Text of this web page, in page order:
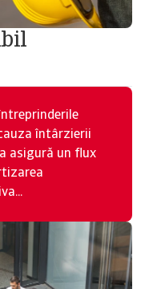
întârzierii
asigură un flux